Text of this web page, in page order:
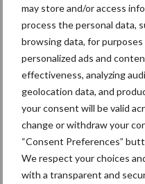
may store and/or access
process the personal data,
browsing data, for
personalized ads and
effectiveness, analyzing
geolocation data, and
your consent will be valid
change or withdraw your
“Consent Preferences”
We respect your choices
with a transparent and
Themapagina
Diergezondheid
Afrikaanse
varkenspest